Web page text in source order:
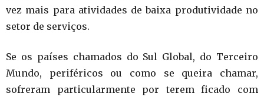
vez mais para atividades de baixa produtividade no
setor de serviços.
Se os países chamados do Sul Global, do Terceiro
Mundo, periféricos ou como se queira chamar,
sofreram particularmente por terem ficado com